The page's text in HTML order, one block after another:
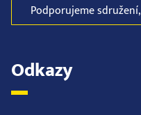
Podporujemesdružení,
Odkazy